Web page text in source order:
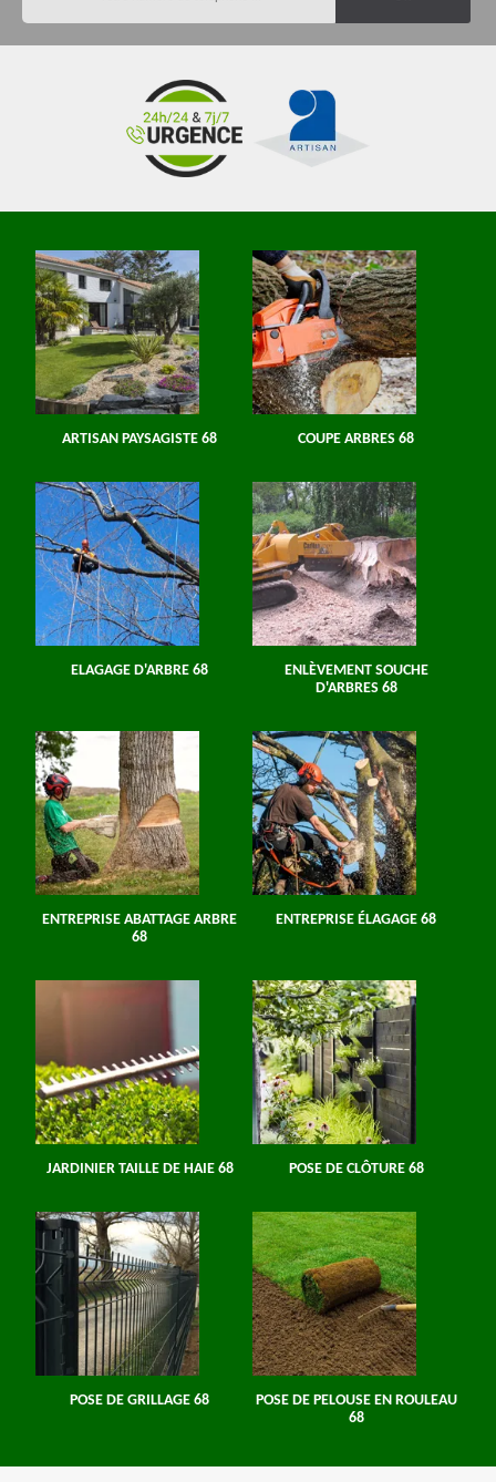
ARTISAN PAYSAGISTE 68 COUPE ARBRES 68
ELAGAGE D'ARBRE 68
ENLÈVEMENT SOUCHE
D'ARBRES 68
ENTREPRISE ABATTAGE ARBRE
68
ENTREPRISE ÉLAGAGE 68
JARDINIER TAILLE DE HAIE 68 POSE DE CLÔTURE 68
POSE DE GRILLAGE 68
POSE DE PELOUSE EN ROULEAU
68